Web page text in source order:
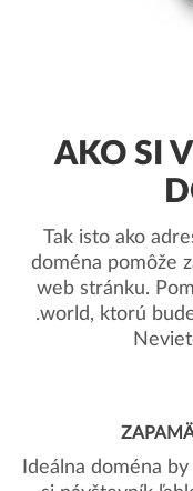
AKO SI
Tak isto ako
doména pomôže
web stránku.
.world, ktorú
Ideálna doména